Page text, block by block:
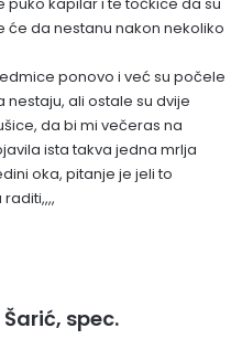
će da nestanu nakon nekoliko
ponovo i već su počele
ali ostale su dvije
da bi mi večeras na
ista takva jedna mrlja
oka, pitanje je jeli to
spec.